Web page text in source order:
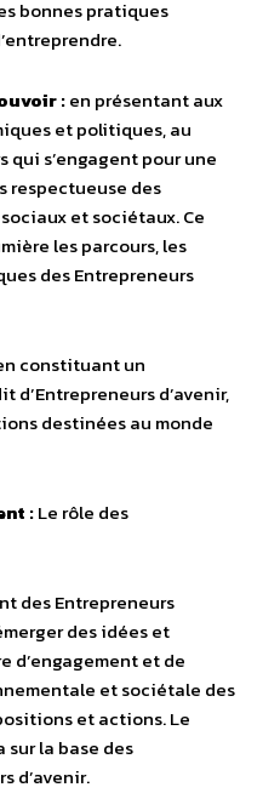
bonnes pratiques
:en présentant aux
et politiques, au
s’engagent pour une
respectueuse des
et sociétaux. Ce
les parcours, les
des Entrepreneurs
constituant un
d’avenir,
destinées au monde
:Le rôle des
des Entrepreneurs
des idées et
d’engagement et de
et sociétale des
et actions. Le
sur la base des
d’avenir.